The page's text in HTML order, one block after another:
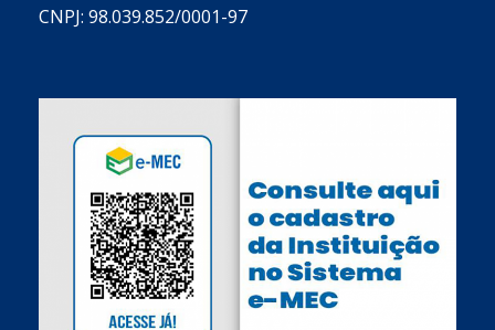
CNPJ: 98.039.852/0001-97